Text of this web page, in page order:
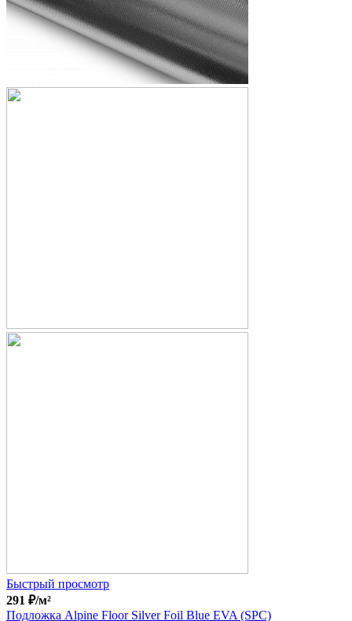
Быстрый просмотр
291 ₽/м²
Подложка Alpine Floor Silver Foil Blue EVA (SPC)